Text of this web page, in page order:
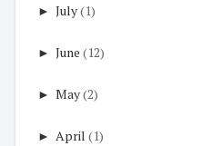
► July(1)
► June (12)
► May(2)
► April (1)